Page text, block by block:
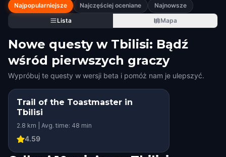
Najpopularniejsze Najczęściej oceniane
Najnowsze
Lista
Mapa
Nowe questy w Tbilisi: Bądź
wśród pierwszych graczy
Wypróbuj te questy w wersji beta i pomóż nam je ulepszyć.
Trail of the Toastmaster in
Tbilisi
2.8 km | Avg. time: 48 min
4.59